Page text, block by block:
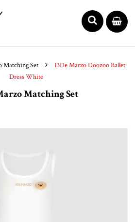
Matching Set
13De Marzo Doozoo Ballet
Dress White
Matching Set